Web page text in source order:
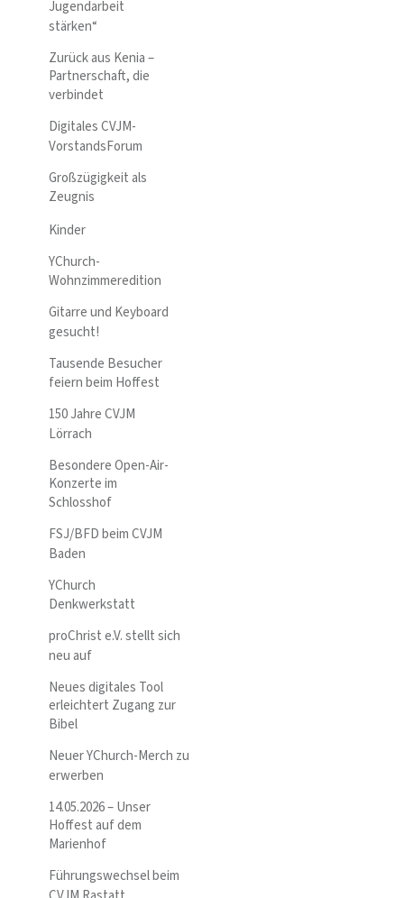
Jugendarbeit
stärken“
Zurück aus Kenia –
Partnerschaft, die
verbindet
Digitales CVJM-
VorstandsForum
Großzügigkeit als
Zeugnis
Kinder
YChurch-
Wohnzimmeredition
Gitarre und Keyboard
gesucht!
Tausende Besucher
feiern beim Hoffest
150 Jahre CVJM
Lörrach
Besondere Open-Air-
Konzerte im
Schlosshof
FSJ/BFD beim CVJM
Baden
YChurch
Denkwerkstatt
proChrist e.V. stellt sich
neu auf
Neues digitales Tool
erleichtert Zugang zur
Bibel
Neuer YChurch-Merch zu
erwerben
14.05.2026 – Unser
Hoffest auf dem
Marienhof
Führungswechsel beim